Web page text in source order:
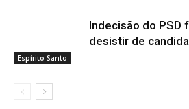
Espírito Santo
Indecisão do PSD
desistir de